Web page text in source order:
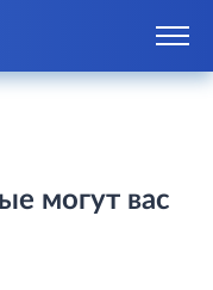
могут вас